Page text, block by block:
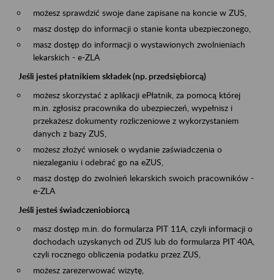
możesz sprawdzić swoje dane zapisane na koncie w ZUS,
masz dostęp do informacji o stanie konta ubezpieczonego,
masz dostęp do informacji o wystawionych zwolnieniach
lekarskich - e-ZLA
Jeśli jesteś płatnikiem składek (np. przedsiębiorcą)
możesz skorzystać z aplikacji ePłatnik, za pomocą której
m.in. zgłosisz pracownika do ubezpieczeń, wypełnisz i
przekażesz dokumenty rozliczeniowe z wykorzystaniem
danych z bazy ZUS,
możesz złożyć wniosek o wydanie zaświadczenia o
niezaleganiu i odebrać go na eZUS,
masz dostęp do zwolnień lekarskich swoich pracowników -
e-ZLA
Jeśli jesteś świadczeniobiorcą
masz dostęp m.in. do formularza PIT 11A, czyli informacji o
dochodach uzyskanych od ZUS lub do formularza PIT 40A,
czyli rocznego obliczenia podatku przez ZUS,
możesz zarezerwować wizytę,